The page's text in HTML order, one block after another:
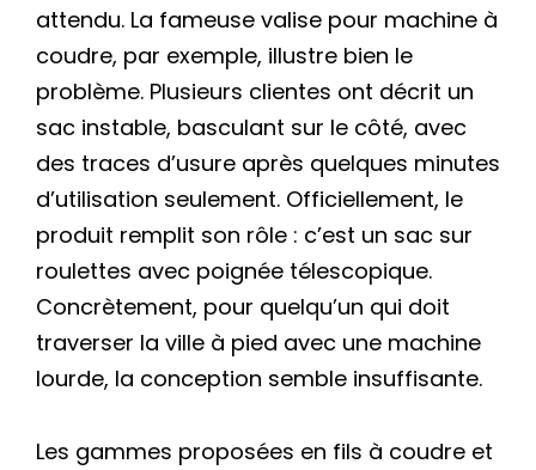
attendu. La fameuse valise pour machine à
coudre, par exemple, illustre bien le
problème. Plusieurs clientes ont décrit un
sac instable, basculant sur le côté, avec
des traces d’usure après quelques minutes
d’utilisation seulement. Officiellement, le
produit remplit son rôle : c’est un sac sur
roulettes avec poignée télescopique.
Concrètement, pour quelqu’un qui doit
traverser la ville à pied avec une machine
lourde, la conception semble insuffisante.
Les gammes proposées en fils à coudre et